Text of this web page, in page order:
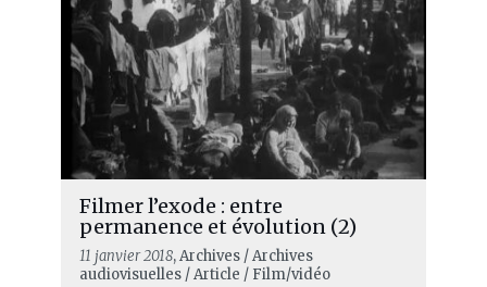
Filmer l’exode : entre
permanence et évolution (2)
11 janvier 2018, Archives / Archives
audiovisuelles / Article / Film/vidéo